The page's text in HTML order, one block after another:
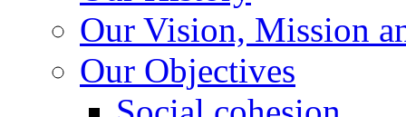
Our Vision, Mission
Our Objectives